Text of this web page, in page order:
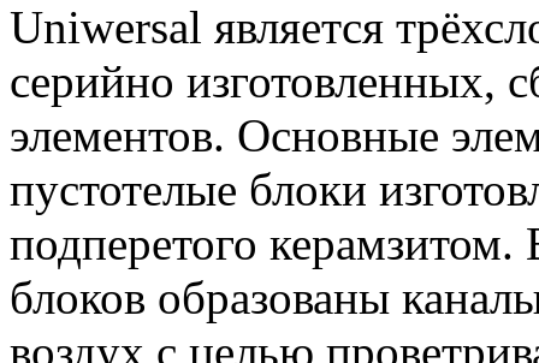
Uniwersal является
серийно изготовленных,
элементов. Основные
пустотелые блоки
подперетого
блоков образованы
воздух с целью